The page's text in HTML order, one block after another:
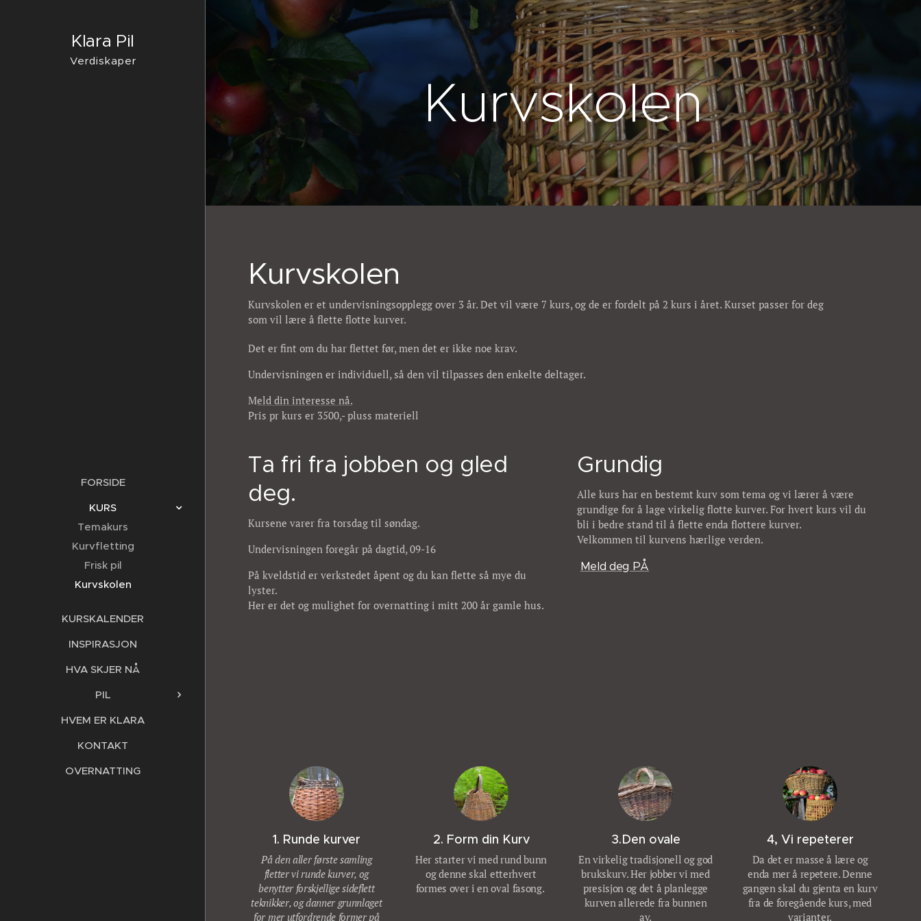
Klara Pil
Verdiskaper
FORSIDE
KURS
Temakurs
Kurvfletting
Frisk pil
Kurvskolen
KURSKALENDER
INSPIRASJON
HVA SKJER NÅ
PIL
HVEM ER KLARA
KONTAKT
OVERNATTING
Kurvskolen
Kurvskolen
Kurvskolen er et undervisningsopplegg over 3 år. Det vil være 7 kurs, og de er fordelt på 2 kurs i året. Kurset passer for deg
som vil lære å flette flotte kurver.
Det er fint om du har flettet før, men det er ikke noe krav.
Undervisningen er individuell, så den vil tilpasses den enkelte deltager.
Meld din interesse nå.
Pris pr kurs er 3500,- pluss materiell
Ta fri fra jobben og gled
deg.
Kursene varer fra torsdag til søndag.
Undervisningen foregår på dagtid, 09-16
På kveldstid er verkstedet åpent og du kan flette så mye du
lyster.
Her er det og mulighet for overnatting i mitt 200 år gamle hus.
Grundig
Alle kurs har en bestemt kurv som tema og vi lærer å være
grundige for å lage virkelig flotte kurver. For hvert kurs vil du
bli i bedre stand til å flette enda flottere kurver.
Velkommen til kurvens hærlige verden.
Meld deg PÅ
1. Runde kurver
På den aller første samling
fletter vi runde kurver, og
benytter forskjellige sideflett
teknikker, og danner grunnlaget
for mer utfordrende former på
2. Form din Kurv
Her starter vi med rund bunn
og denne skal etterhvert
formes over i en oval fasong.
3.Den ovale
En virkelig tradisjonell og god
brukskurv. Her jobber vi med
presisjon og det å planlegge
kurven allerede fra bunnen
av.
4, Vi repeterer
Da det er masse å lære og
enda mer å repetere. Denne
gangen skal du gjenta en kurv
fra de foregående kurs, med
varianter.